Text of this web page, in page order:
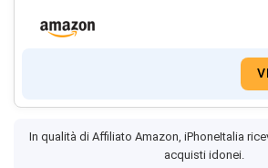
In qualità di Affiliato Amazon, iPhoneItalia
acquisti idonei.